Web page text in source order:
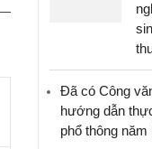
Đã có Công
hướng dẫn
phổ thông